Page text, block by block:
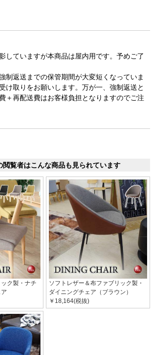
していますが本商品は屋内用です。予めご了
制返送までの保管期間が大変短くなっていま
け取りをお願いします。万が一、強制返送と
＋再配送費はお客様負担となりますのでご注
閲覧者はこんな商品も見られています
ク製・ナチ
ソフトレザー＆布ファブリック製・
ダイニングチェア（ブラウン）
￥18,164(税抜)